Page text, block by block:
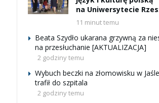
na Uniwersytecie
11 minut temu
Beata Szydło ukarana grzywną za
na przesłuchanie [AKTUALIZACJA]
2 godziny temu
Wybuch beczki na złomowisku w
trafił do szpitala
2 godziny temu